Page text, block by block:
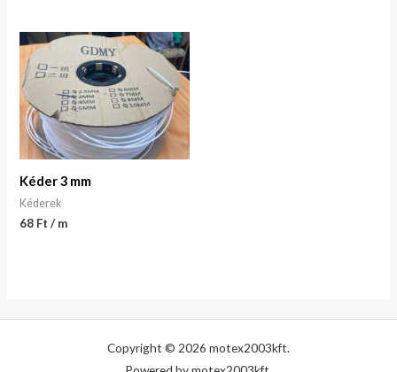
Kéder 3 mm
Kéderek
68 Ft / m
Copyright © 2026 motex2003kft.